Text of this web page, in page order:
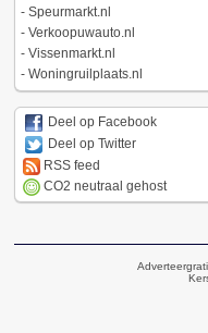
- Speurmarkt.nl
- Verkoopuwauto.nl
- Vissenmarkt.nl
- Woningruilplaats.nl
Deel op Facebook
Deel op Twitter
RSS feed
CO2 neutraal gehost